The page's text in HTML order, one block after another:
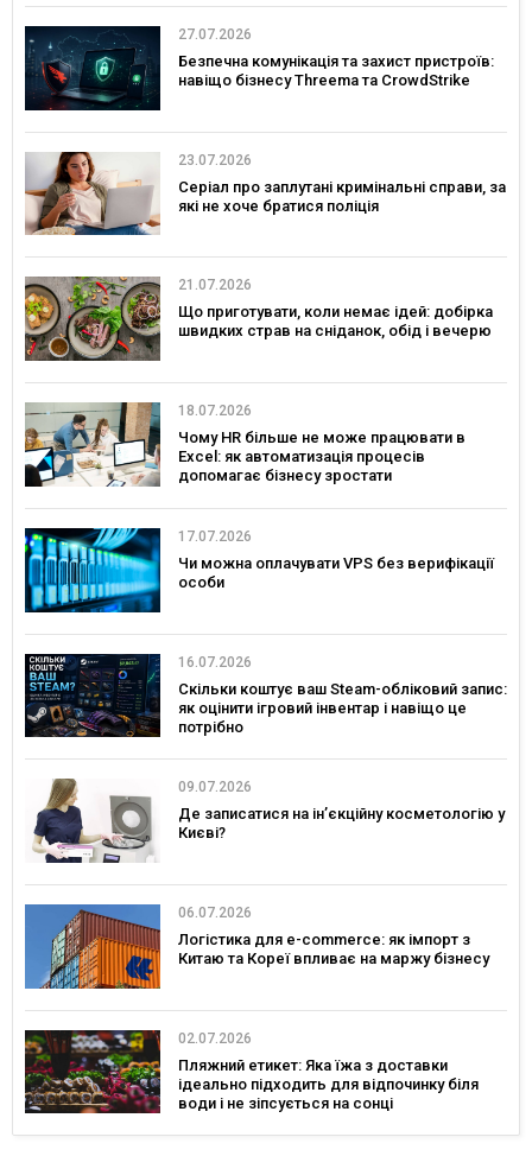
27.07.2026
Безпечна комунікація та захист пристроїв:
навіщо бізнесу Threema та CrowdStrike
23.07.2026
Серіал про заплутані кримінальні справи, за
які не хоче братися поліція
21.07.2026
Що приготувати, коли немає ідей: добірка
швидких страв на сніданок, обід і вечерю
18.07.2026
Чому HR більше не може працювати в
Excel: як автоматизація процесів
допомагає бізнесу зростати
17.07.2026
Чи можна оплачувати VPS без верифікації
особи
16.07.2026
Скільки коштує ваш Steam-обліковий запис:
як оцінити ігровий інвентар і навіщо це
потрібно
09.07.2026
Де записатися на ін’єкційну косметологію у
Києві?
06.07.2026
Логістика для e-commerce: як імпорт з
Китаю та Кореї впливає на маржу бізнесу
02.07.2026
Пляжний етикет: Яка їжа з доставки
ідеально підходить для відпочинку біля
води і не зіпсується на сонці